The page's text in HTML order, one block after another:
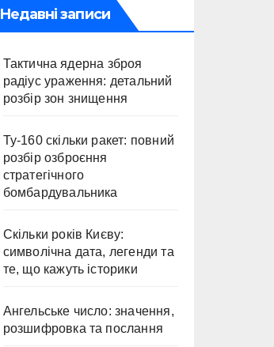
Недавні записи
Тактична ядерна зброя
радіус ураження: детальний
розбір зон знищення
Ту-160 скільки ракет: повний
розбір озброєння
стратегічного
бомбардувальника
Скільки років Києву:
символічна дата, легенди та
те, що кажуть історики
Ангельське число: значення,
розшифровка та послання